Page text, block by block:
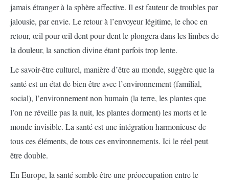
jamais étranger à la sphère affective. Il est fauteur de troubles par
jalousie, par envie. Le retour à l’envoyeur légitime, le choc en
retour, œil pour œil dent pour dent le plongera dans les limbes de
la douleur, la sanction divine étant parfois trop lente.
Le savoir-être culturel, manière d’être au monde, suggère que la
santé est un état de bien être avec l’environnement (familial,
social), l’environnement non humain (la terre, les plantes que
l’on ne réveille pas la nuit, les plantes dorment) les morts et le
monde invisible. La santé est une intégration harmonieuse de
tous ces éléments, de tous ces environnements. Ici le réel peut
être double.
En Europe, la santé semble être une préoccupation entre le